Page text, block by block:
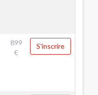
899
€
S'inscrire